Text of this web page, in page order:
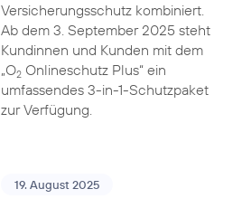
Versicherungsschutz kombiniert.
Ab dem 3. September 2025 steht
Kundinnen und Kunden mit dem
„O2Onlineschutz Plus“ ein
umfassendes 3-in-1-Schutzpaket
zur Verfügung.
19. August 2025